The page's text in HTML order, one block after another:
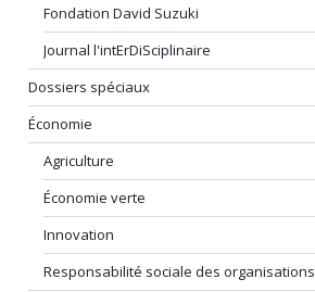
Fondation David Suzuki
Journal l'intErDiSciplinaire
Dossiers spéciaux
Économie
Agriculture
Économie verte
Innovation
Responsabilité sociale des organisations